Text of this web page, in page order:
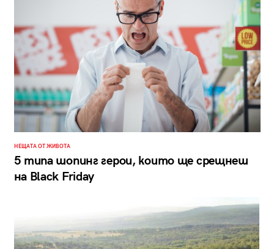
НЕЩАТА ОТ ЖИВОТА
5 типа шопинг герои, които ще срещнeш
на Black Friday